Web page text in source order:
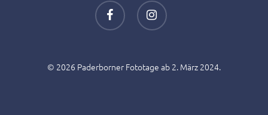
facebook instagram
© 2026 Paderborner Fototage ab 2. März 2024.